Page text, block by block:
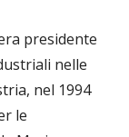
presidente
nelle
nel 1994
le